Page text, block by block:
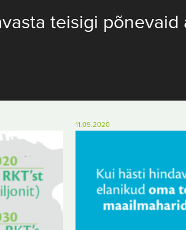
teisigi põnevaid
11.09.2020